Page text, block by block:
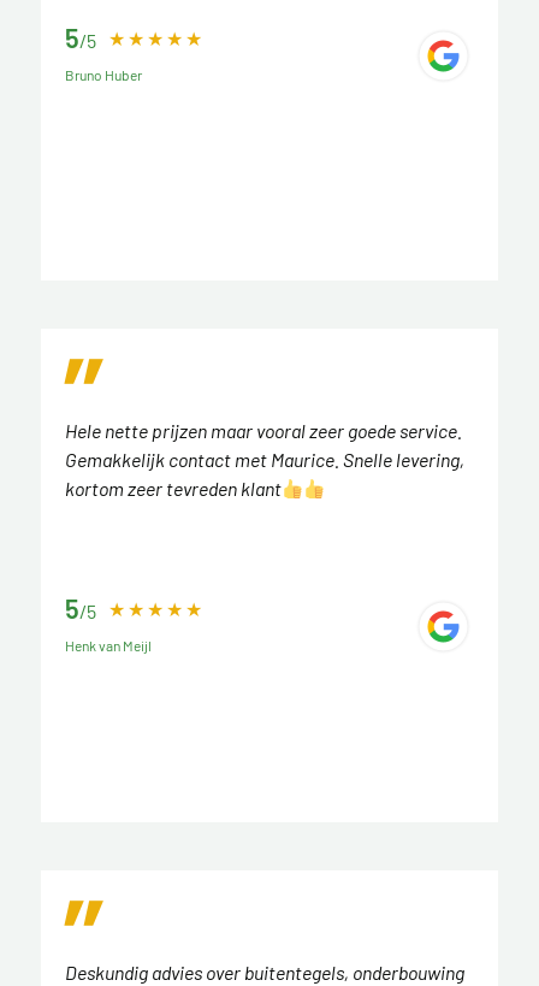
5/5
Bruno Huber
Hele nette prijzen maar vooral zeer goede service.
Gemakkelijk contact met Maurice. Snelle levering,
kortom zeer tevreden klant
5/5
Henk van Meijl
Deskundig advies over buitentegels, onderbouwing